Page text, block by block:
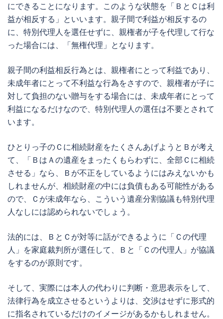
にできることになります。このような状態を「ＢとＣは利
益が相反する」といいます。親子間で利益が相反するの
に、 特別代理人 を選任せずに、親権者が子を代理して行な
った場合には、「無権代理」となります。
親子間の利益相反行為とは、親権者にとって利益であり、
未成年者にとって不利益な行為をさすので、親権者が子に
対して負担のない贈与をする場合には、 未成年者にとって
利益になるだけなので、 特別代理人 の選任は不要とされて
います。
ひとりっ子のＣに相続財産をたくさんあげようとＢが考え
て、「ＢはＡの遺産をまったくもらわずに、全部Ｃに相続
させる」なら、Ｂが不正をしているようにはみえないかも
しれませんが、相続財産の中には負債もある可能性がある
ので、Ｃが未成年なら、こういう 遺産分割協議 も特別代理
人 なしには認められないでしょう。
法的には、ＢとＣが対等に話ができるように「Ｃの代理
人」を家庭裁判所が選任して、Ｂと「Ｃの代理人」が協議
をするのが原則です。
そして、実際には本人の代わりに判断・意思表示をして、
法律行為を成立させるというよりは、交渉はせずに形式的
に指名されているだけのイメージがあるかもしれません。